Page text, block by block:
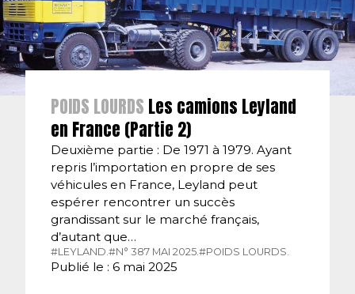
POIDS LOURDS Les camions Leyland
en France (Partie 2)
Deuxième partie : De 1971 à 1979. Ayant
repris l’importation en propre de ses
véhicules en France, Leyland peut
espérer rencontrer un succès
grandissant sur le marché français,
d’autant que…
#LEYLAND. #N° 387 MAI 2025. #POIDS LOURDS.
Publié le : 6 mai 2025